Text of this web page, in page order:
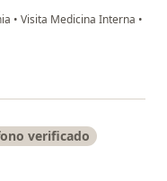
• Visita Medicina Interna •
verificado